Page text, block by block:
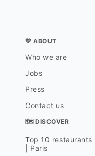
💛 ABOUT
Who we are
Jobs
Press
Contact us
🗺 DISCOVER
Top 10 restaurants
| Paris